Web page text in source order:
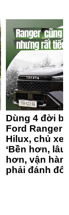
Dùng 4 đời
Ford Ranger
Hilux, chủ xe
‘Bền hơn,
hơn, vận
phải đánh